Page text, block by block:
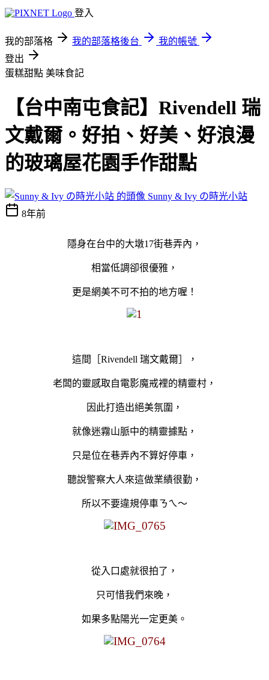
登入
我的部落格 我的部落格後台
我的帳號
登出
蛋糕甜點 美味食記
【台中南屯食記】Rivendell 瑞
文戴爾。好拍、好美、好浪漫
的玻璃屋花園手作甜點
Sunny & Ivy の時光小站
8年前
隱身在台中的大墩17街巷弄內，
相當低調卻很優雅，
更是網美不可不拍的地方喔！
這間［Rivendell 瑞文戴爾］，
老闆的靈感取自電影魔戒裡的精靈村，
因此打造出絕美氛圍，
就像迷霧山脈中的精靈據點，
只是位在巷弄內不算好停車，
聽說警察大人來這做業績很勤，
所以不要違規停車ㄋㄟ～
從入口處就很拍了，
只可惜我們來晚，
如果多點陽光一定更美。